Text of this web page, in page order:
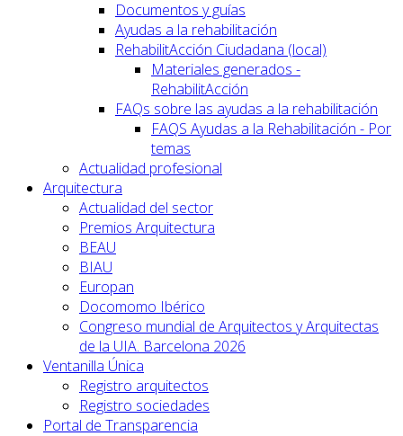
Documentos y guías
Ayudas a la rehabilitación
RehabilitAcción Ciudadana (local)
Materiales generados -
RehabilitAcción
FAQs sobre las ayudas a la rehabilitación
FAQS Ayudas a la Rehabilitación - Por
temas
Actualidad profesional
Arquitectura
Actualidad del sector
Premios Arquitectura
BEAU
BIAU
Europan
Docomomo Ibérico
Congreso mundial de Arquitectos y Arquitectas
de la UIA. Barcelona 2026
Ventanilla Única
Registro arquitectos
Registro sociedades
Portal de Transparencia